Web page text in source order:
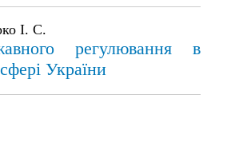
І. С.
регулювання в
України